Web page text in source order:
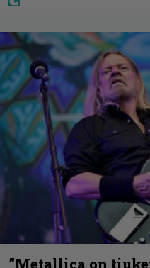
”Metallica on